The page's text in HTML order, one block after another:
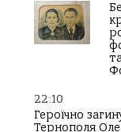
22:10
Героїчно
Тернополя